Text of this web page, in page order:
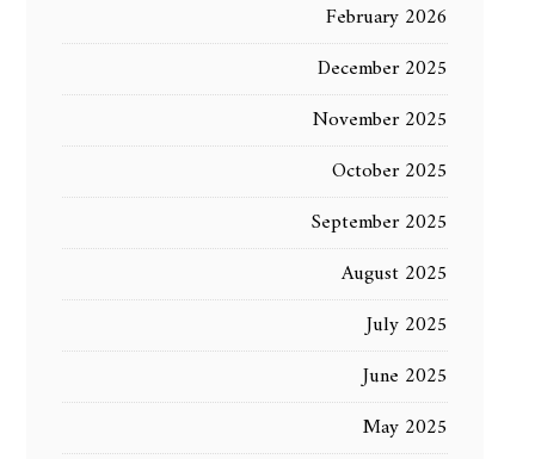
February 2026
December 2025
November 2025
October 2025
September 2025
August 2025
July 2025
June 2025
May 2025